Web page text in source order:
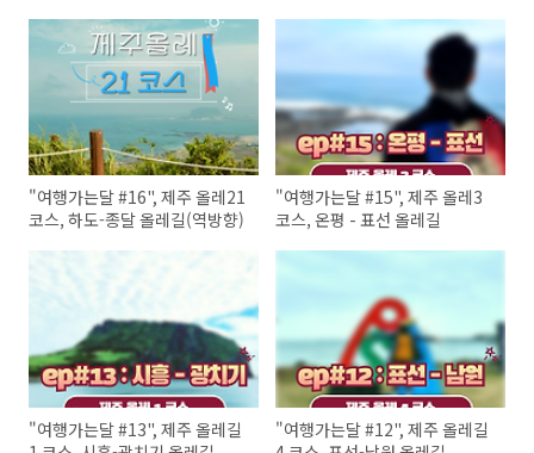
"여행가는달 #16", 제주 올레21
코스, 하도-종달 올레길(역방향)
"여행가는달 #15", 제주 올레3
코스, 온평 - 표선 올레길
"여행가는달 #13", 제주 올레길
"여행가는달 #12", 제주 올레길